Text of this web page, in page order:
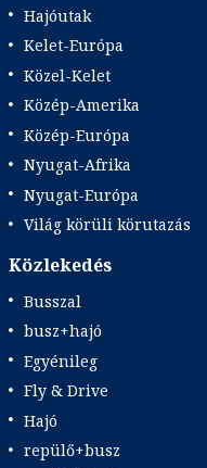
Hajóutak
Kelet-Európa
Közel-Kelet
Közép-Amerika
Közép-Európa
Nyugat-Afrika
Nyugat-Európa
Világ körüli körutazás
Közlekedés
Busszal
busz+hajó
Egyénileg
Fly & Drive
Hajó
repülő+busz